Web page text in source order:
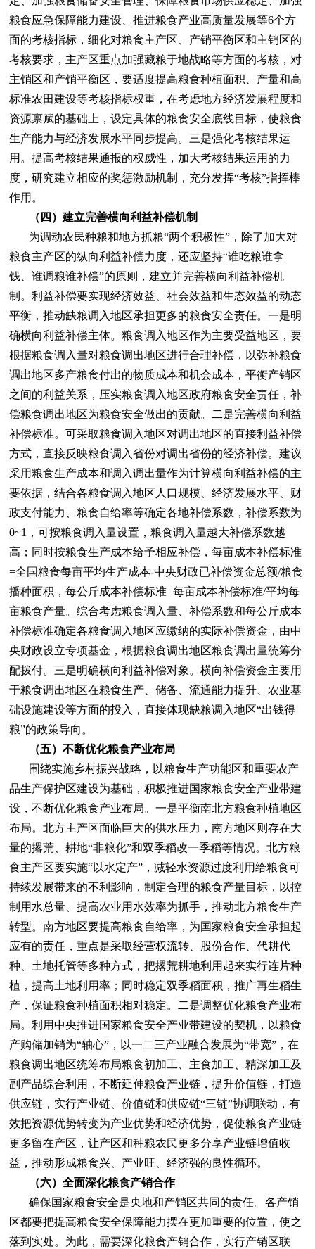
粮食应急保障能力建设、推进粮食产业高质量发展等6个方
面的考核指标，细化对粮食主产区、产销平衡区和主销区的
考核要求，主产区重点加强藏粮于地战略等方面的考核，对
主销区和产销平衡区，要适度提高粮食种植面积、产量和高
标准农田建设等考核指标权重，在考虑地方经济发展程度和
资源禀赋的基础上，设定具体的粮食安全底线目标，使粮食
生产能力与经济发展水平同步提高。三是强化考核结果运
用。提高考核结果通报的权威性，加大考核结果运用的力
度，研究建立相应的奖惩激励机制，充分发挥“考核”指挥棒
作用。
（四）建立完善横向利益补偿机制
为调动农民种粮和地方抓粮“两个积极性”，除了加大对
粮食主产区的纵向利益补偿力度，还应坚持“谁吃粮谁拿
钱、谁调粮谁补偿”的原则，建立并完善横向利益补偿机
制。利益补偿要实现经济效益、社会效益和生态效益的动态
平衡，推动缺粮调入地区承担更多的粮食安全责任。一是明
确横向利益补偿主体。粮食调入地区作为主要受益地区，要
根据粮食调入量对粮食调出地区进行合理补偿，以弥补粮食
调出地区多产粮食付出的物质成本和机会成本，平衡产销区
之间的利益关系，压实粮食调入地区政府粮食安全责任，补
偿粮食调出地区为粮食安全做出的贡献。二是完善横向利益
补偿标准。可采取粮食调入地区对调出地区的直接利益补偿
方式，直接反映粮食调入省份对调出省份的经济补偿。建议
采用粮食生产成本和调入调出量作为计算横向利益补偿的主
要依据，结合各粮食调入地区人口规模、经济发展水平、财
政支付能力、粮食自给率等确定各地补偿系数，补偿系数为
0~1，可按粮食调入量设置，粮食调入量越大补偿系数越
高；同时按粮食生产成本给予相应补偿，每亩成本补偿标准
=全国粮食每亩平均生产成本-中央财政已补偿资金总额/粮食
播种面积，每公斤成本补偿标准=每亩成本补偿标准/平均每
亩粮食产量。综合考虑粮食调入量、补偿系数和每公斤成本
补偿标准确定各粮食调入地区应缴纳的实际补偿资金，由中
央财政设立专项基金，根据粮食调出地区粮食调出量统筹分
配拨付。三是明确横向利益补偿对象。横向补偿资金主要用
于粮食调出地区在粮食生产、储备、流通能力提升、农业基
础设施建设等方面的投入，直接体现缺粮调入地区“出钱得
粮”的政策导向。
（五）不断优化粮食产业布局
围绕实施乡村振兴战略，以粮食生产功能区和重要农产
品生产保护区建设为基础，积极推进国家粮食安全产业带建
设，不断优化粮食产业布局。一是平衡南北方粮食种植地区
布局。北方主产区面临巨大的供水压力，南方地区则存在大
量的撂荒、耕地“非粮化”和双季稻改一季稻等情况。北方粮
食主产区要实施“以水定产”，减轻水资源过度利用给粮食可
持续发展带来的不利影响，制定合理的粮食产量目标，以控
制用水总量、提高农业用水效率为抓手，推动北方粮食生产
转型。南方地区要提高粮食自给率，为国家粮食安全承担起
应有的责任，重点是采取经营权流转、股份合作、代耕代
种、土地托管等多种方式，把撂荒耕地利用起来实行连片种
植，提高土地利用率；同时稳定双季稻面积，推广再生稻生
产，保证粮食种植面积相对稳定。二是调整优化粮食产业布
局。利用中央推进国家粮食安全产业带建设的契机，以粮食
产购储加销为“轴心”，以一二三产业融合发展为“带宽”，在
粮食调出地区统筹布局粮食初加工、主食加工、精深加工及
副产品综合利用，不断延伸粮食产业链，提升价值链，打造
供应链，实行产业链、价值链和供应链“三链”协调联动，有
效把资源优势转变为产业优势和经济优势，促使粮食产业链
更多留在产区，让产区和种粮农民更多分享产业链增值收
益，推动形成粮食兴、产业旺、经济强的良性循环。
（六）全面深化粮食产销合作
确保国家粮食安全是央地和产销区共同的责任。各产销
区都要把提高粮食安全保障能力摆在更加重要的位置，使之
落到实处。为此，需要深化粮食产销合作，实行产销区联